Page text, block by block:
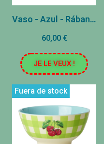
Vaso - Azul - Rábano (copia)
60,00 €
JE LE VEUX !
Fuera de stock